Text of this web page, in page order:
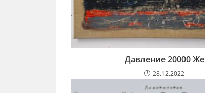
Давление 20000 Же
28.12.2022